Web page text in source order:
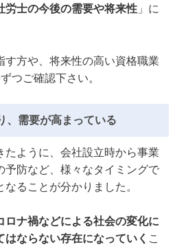
労士の今後の需要や将来性 」に
す方や、将来性の高い資格職業
つご確認下さい。
、需要が高まっている
たように、会社設立時から事業
予防など、様々なタイミングで
ることが分かりました。
ロナ禍などによる社会の変化に
ならない存在になっていく こ